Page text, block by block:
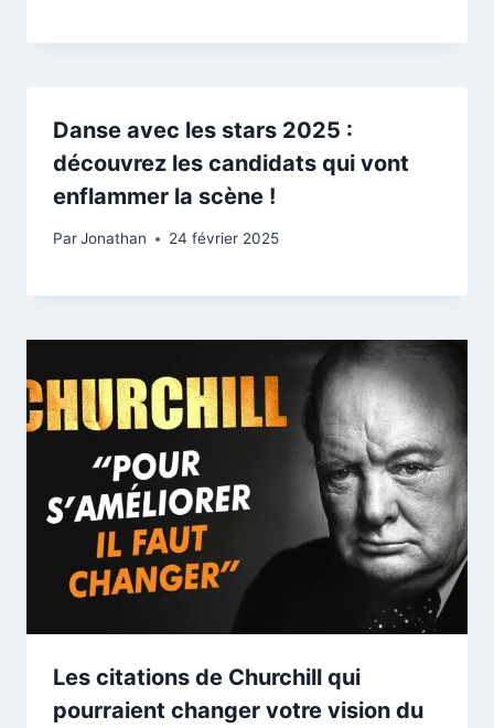
Danse avec les stars 2025 :
découvrez les candidats qui vont
enflammer la scène !
ParJonathan 24 février 2025
Les citations de Churchill qui
pourraient changer votre vision du